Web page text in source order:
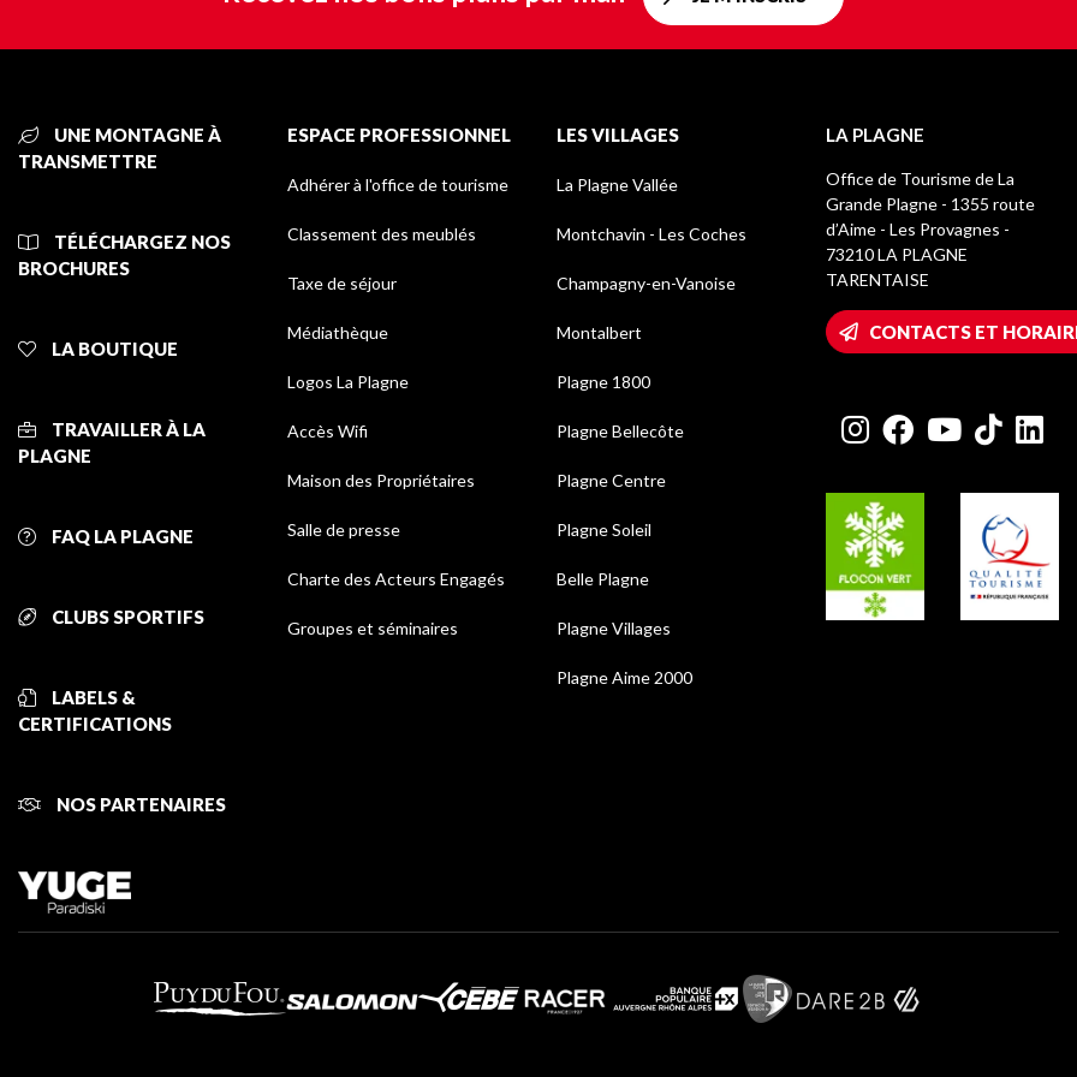
UNE MONTAGNE À
TRANSMETTRE
TÉLÉCHARGEZ NOS
BROCHURES
LA BOUTIQUE
TRAVAILLER À LA
PLAGNE
FAQ LA PLAGNE
CLUBS SPORTIFS
LABELS &
CERTIFICATIONS
NOS PARTENAIRES
ESPACE PROFESSIONNEL
Adhérer à l'office de tourisme
Classement des meublés
Taxe de séjour
Médiathèque
Logos La Plagne
Accès Wifi
Maison des Propriétaires
Salle de presse
Charte des Acteurs Engagés
Groupes et séminaires
LES VILLAGES
La Plagne Vallée
Montchavin - Les Coches
Champagny-en-Vanoise
Montalbert
Plagne 1800
Plagne Bellecôte
Plagne Centre
Plagne Soleil
Belle Plagne
Plagne Villages
Plagne Aime 2000
LA PLAGNE
Office de Tourisme de La
Grande Plagne - 1355 route
d’Aime - Les Provagnes -
73210 LA PLAGNE
TARENTAISE
CONTACTS ET